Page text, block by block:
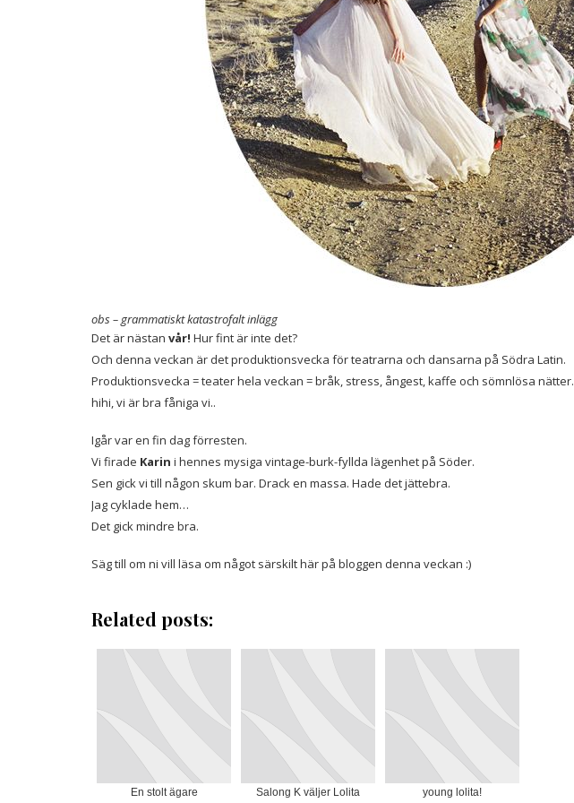
obs – grammatiskt katastrofalt inlägg
Det är nästan vår! Hur fint är inte det?
Och denna veckan är det produktionsvecka för teatrarna och dansarna på Södra Latin.
Produktionsvecka = teater hela veckan = bråk, stress, ångest, kaffe och sömnlösa nätter.
hihi, vi är bra fåniga vi..
Igår var en fin dag förresten.
Vi firade Karin i hennes mysiga vintage-burk-fyllda lägenhet på Söder.
Sen gick vi till någon skum bar. Drack en massa. Hade det jättebra.
Jag cyklade hem…
Det gick mindre bra.
Säg till om ni vill läsa om något särskilt här på bloggen denna veckan :)
Related posts:
En stolt ägare Salong K väljer Lolita young lolita!